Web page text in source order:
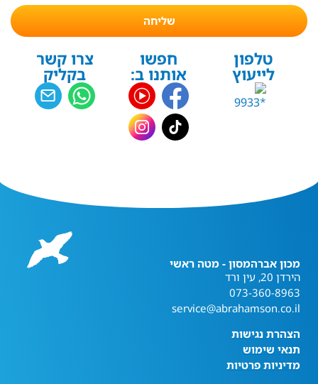
שליחה
טלפון
לייעוץ
חפשו
אותנו ב:
צרו קשר
בקליק
מכון אברהמסון - מטה ראשי
הירדן 20, עין ורד
073-360-8963
service@abrahamson.co.il
הצהרת נגישות
תנאי שימוש
מדיניות פרטיות